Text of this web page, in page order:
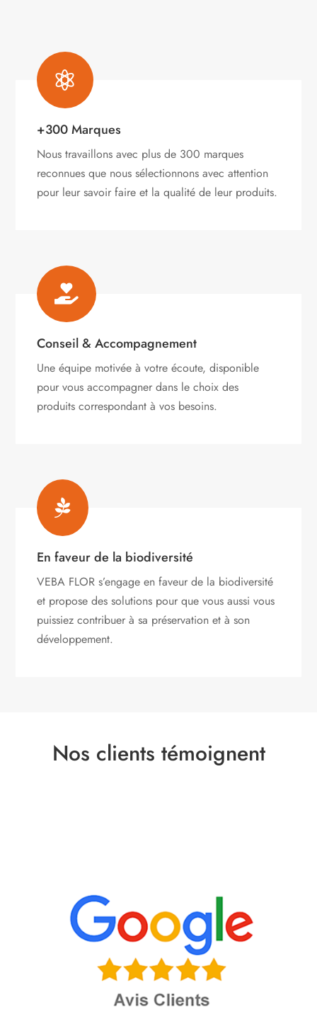

+300 Marques
Nous travaillons avec plus de 300 marques
reconnues que nous sélectionnons avec attention
pour leur savoir faire et la qualité de leur produits.

Conseil & Accompagnement
Une équipe motivée à votre écoute, disponible
pour vous accompagner dans le choix des
produits correspondant à vos besoins.

En faveur de la biodiversité
VEBA FLOR s’engageen faveur de la biodiversité
et propose des solutions pour que vous aussi vous
puissiez contribuer à sa préservation et à son
développement.
Nos clients témoignent